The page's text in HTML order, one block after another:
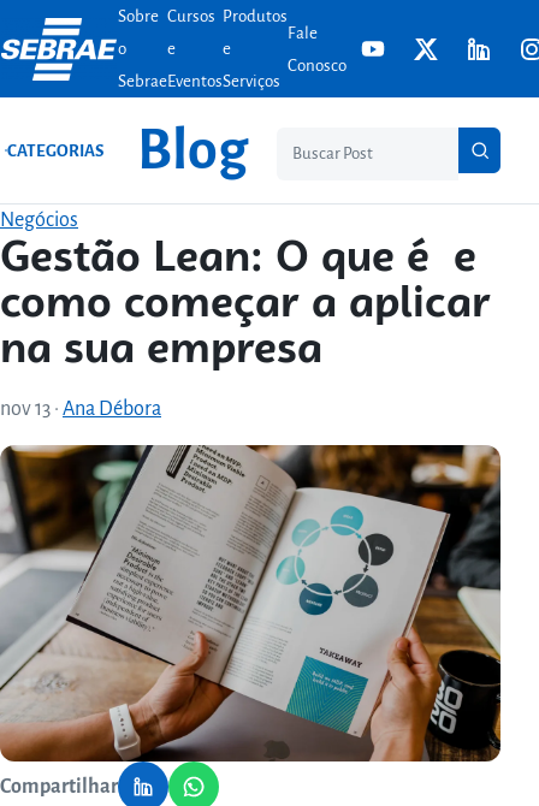
Ir para o conteúdo
Sobre
o
Sebrae
Cursos
e
Eventos
Produtos
e
Serviços
Fale
Conosco
CATEGORIAS Blog
Negócios
Gestão Lean: O que é e
como começar a aplicar
na sua empresa
nov 13 · Ana Débora
Compartilhar